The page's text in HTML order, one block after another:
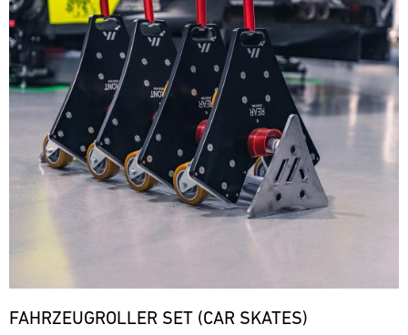
FAHRZEUGROLLER SET (CAR SKATES)